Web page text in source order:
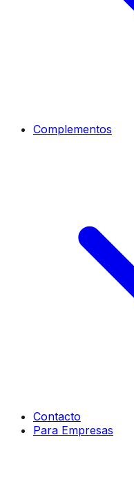
Complementos
Contacto
Para Empresas